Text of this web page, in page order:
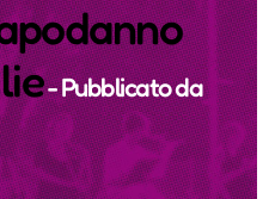
- Pubblicato da